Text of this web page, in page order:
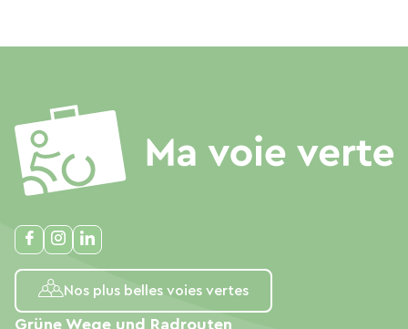
Nos plus belles voies vertes
Grüne Wege und Radrouten